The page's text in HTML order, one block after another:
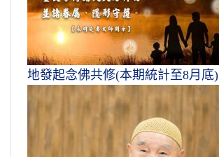
地發起念佛共修(本期統計至8月底)